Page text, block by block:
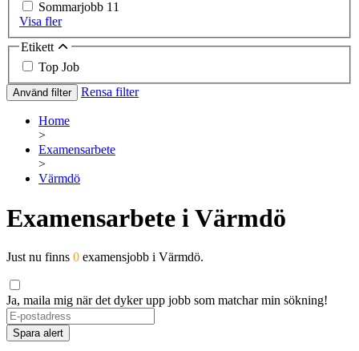
Sommarjobb 11
Visa fler
Etikett
Top Job
Använd filter Rensa filter
Home
>
Examensarbete
>
Värmdö
Examensarbete i Värmdö
Just nu finns 0 examensjobb i Värmdö.
Ja, maila mig när det dyker upp jobb som matchar min sökning!
Spara alert